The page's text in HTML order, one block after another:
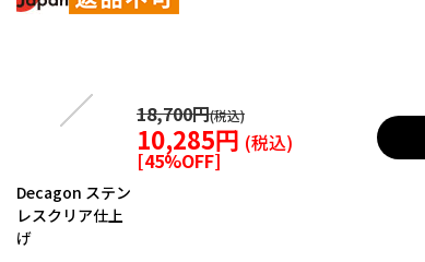
Decagon ステン
レスクリア仕上
げ
18,700円
10,285円
[45%OFF]